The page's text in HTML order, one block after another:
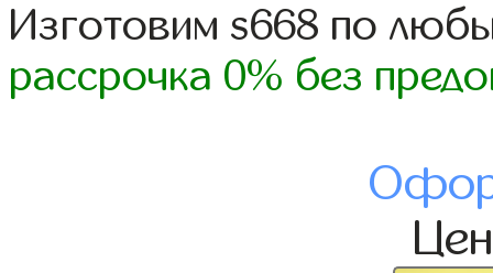
Изготовим s668 по
рассрочка 0% без